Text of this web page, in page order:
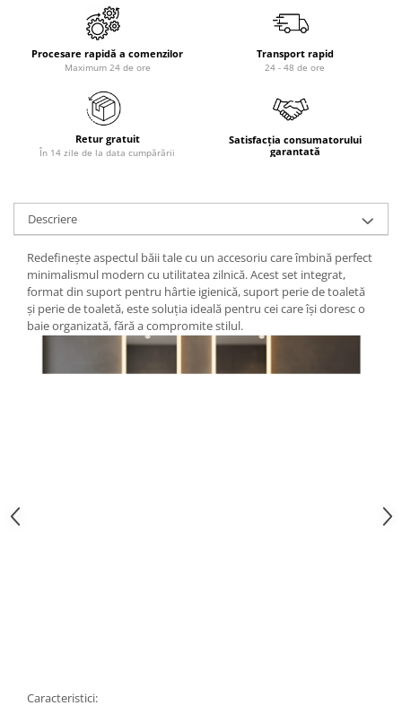
Procesare rapidă a comenzilor
Maximum 24 de ore
Transport rapid
24 - 48 de ore
Retur gratuit
În 14 zile de la data cumpărării
Satisfacția consumatorului
garantată
Descriere
Redefinește aspectul băii tale cu un accesoriu care îmbină perfect
minimalismul modern cu utilitatea zilnică. Acest set integrat,
format din suport pentru hârtie igienică, suport perie de toaletă
și perie de toaletă, este soluția ideală pentru cei care își doresc o
baie organizată, fără a compromite stilul.
Caracteristici: